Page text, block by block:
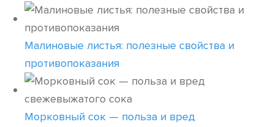
Малиновые листья: полезные свойства и
противопоказания
Морковный сок — польза и вред